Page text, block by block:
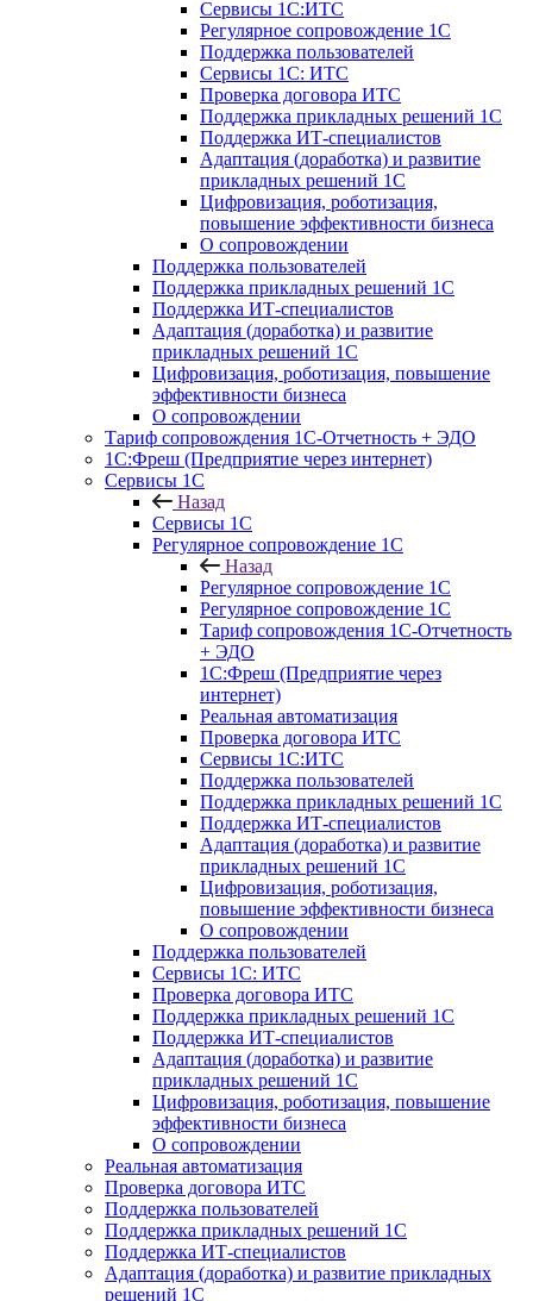
Сервисы 1С:ИТС
Регулярное сопровождение 1С
Поддержка пользователей
Сервисы 1С: ИТС
Проверка договора ИТС
Поддержка прикладных решений 1С
Поддержка ИТ-специалистов
Адаптация (доработка) и развитие
прикладных решений 1С
Цифровизация, роботизация,
повышение эффективности бизнеса
О сопровождении
Поддержка пользователей
Поддержка прикладных решений 1С
Поддержка ИТ-специалистов
Адаптация (доработка) и развитие
прикладных решений 1С
Цифровизация, роботизация, повышение
эффективности бизнеса
О сопровождении
Тариф сопровождения 1С-Отчетность + ЭДО
1С:Фреш (Предприятие через интернет)
Сервисы 1С
Назад
Сервисы 1С
Регулярное сопровождение 1С
Назад
Регулярное сопровождение 1С
Регулярное сопровождение 1С
Тариф сопровождения 1С-Отчетность
+ ЭДО
1С:Фреш (Предприятие через
интернет)
Реальная автоматизация
Проверка договора ИТС
Сервисы 1С:ИТС
Поддержка пользователей
Поддержка прикладных решений 1С
Поддержка ИТ-специалистов
Адаптация (доработка) и развитие
прикладных решений 1С
Цифровизация, роботизация,
повышение эффективности бизнеса
О сопровождении
Поддержка пользователей
Сервисы 1С: ИТС
Проверка договора ИТС
Поддержка прикладных решений 1С
Поддержка ИТ-специалистов
Адаптация (доработка) и развитие
прикладных решений 1С
Цифровизация, роботизация, повышение
эффективности бизнеса
О сопровождении
Реальная автоматизация
Проверка договора ИТС
Поддержка пользователей
Поддержка прикладных решений 1С
Поддержка ИТ-специалистов
Адаптация (доработка) и развитие прикладных
решений 1С